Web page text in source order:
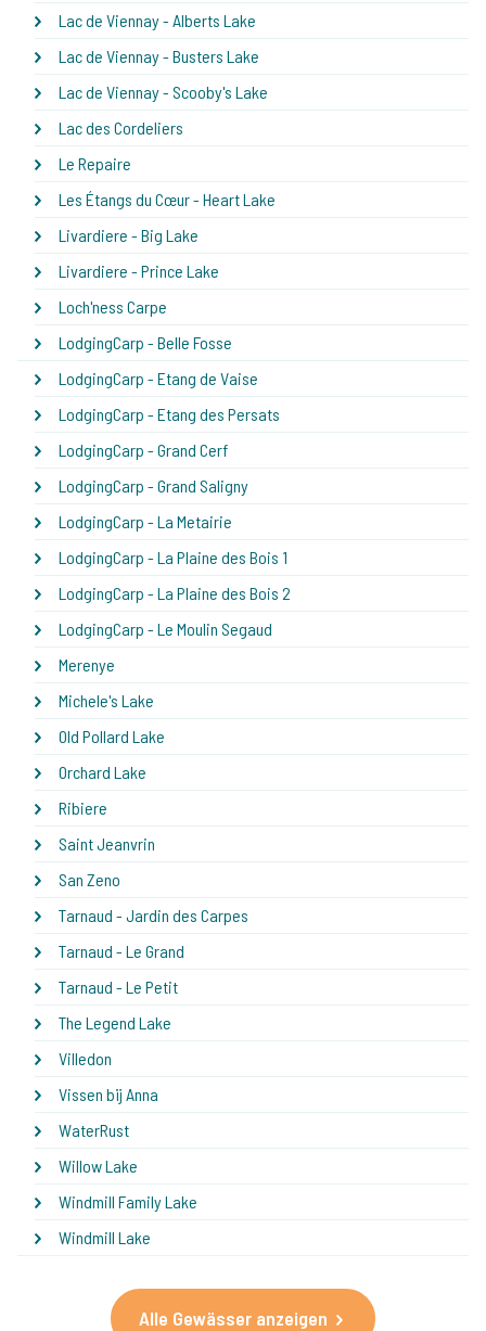
Lac de Viennay - Alberts Lake
Lac de Viennay - Busters Lake
Lac de Viennay - Scooby's Lake
Lac des Cordeliers
Le Repaire
Les Étangs du Cœur - Heart Lake
Livardiere - Big Lake
Livardiere - Prince Lake
Loch'ness Carpe
LodgingCarp - Belle Fosse
LodgingCarp - Etang de Vaise
LodgingCarp - Etang des Persats
LodgingCarp - Grand Cerf
LodgingCarp - Grand Saligny
LodgingCarp - La Metairie
LodgingCarp - La Plaine des Bois 1
LodgingCarp - La Plaine des Bois 2
LodgingCarp - Le Moulin Segaud
Merenye
Michele's Lake
Old Pollard Lake
Orchard Lake
Ribiere
Saint Jeanvrin
San Zeno
Tarnaud - Jardin des Carpes
Tarnaud - Le Grand
Tarnaud - Le Petit
The Legend Lake
Villedon
Vissen bij Anna
WaterRust
Willow Lake
Windmill Family Lake
Windmill Lake
Alle Gewässer anzeigen